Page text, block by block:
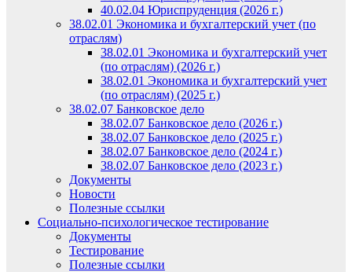
40.02.04 Юриспруденция (2026 г.)
38.02.01 Экономика и бухгалтерский учет (по
отраслям)
38.02.01 Экономика и бухгалтерский учет
(по отраслям) (2026 г.)
38.02.01 Экономика и бухгалтерский учет
(по отраслям) (2025 г.)
38.02.07 Банковское дело
38.02.07 Банковское дело (2026 г.)
38.02.07 Банковское дело (2025 г.)
38.02.07 Банковское дело (2024 г.)
38.02.07 Банковское дело (2023 г.)
Документы
Новости
Полезные ссылки
Социально-психологическое тестирование
Документы
Тестирование
Полезные ссылки